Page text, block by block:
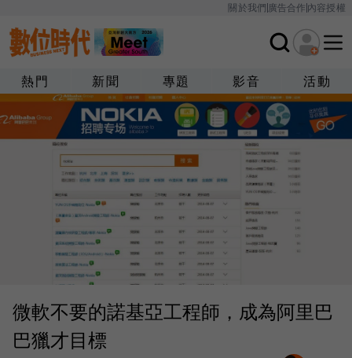
關於我們廣告合作內容授權
熱門 新聞 專題 影音 活動
微軟不要的諾基亞工程師，成為阿里巴
巴獵才目標